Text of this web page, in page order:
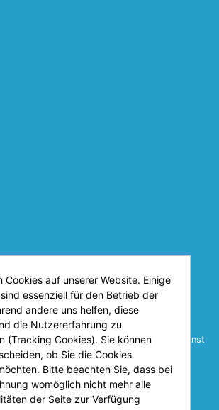
30°C
© Deutscher Wetterdienst
Cookies auf unserer Website. Einige
essenziell für den Betrieb der
andere uns helfen, diese
die Nutzererfahrung zu
(Tracking Cookies). Sie können
ob Sie die Cookies
Bitte beachten Sie, dass bei
womöglich nicht mehr alle
der Seite zur Verfügung